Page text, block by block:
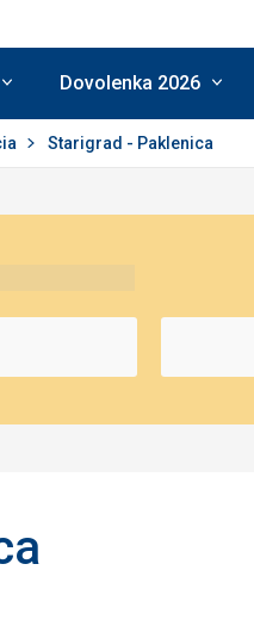
Dovolenka 2026
Starigrad - Paklenica